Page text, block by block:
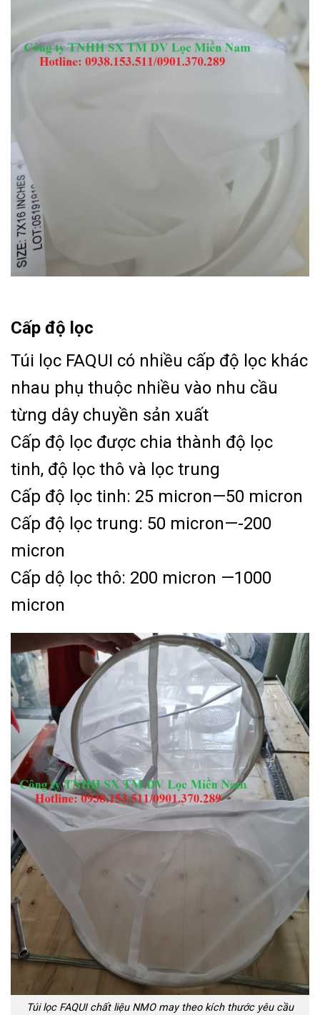
Cấp độ lọc
Túi lọc FAQUI có nhiều cấp độ lọc khác
nhau phụ thuộc nhiều vào nhu cầu
từng dây chuyền sản xuất
Cấp độ lọc được chia thành độ lọc
tinh, độ lọc thô và lọc trung
Cấp độ lọc tinh: 25 micron—50 micron
Cấp độ lọc trung: 50 micron—-200
micron
Cấp dộ lọc thô: 200 micron —1000
micron
Túi lọc FAQUI chất liệu NMO may theo kích thước yêu cầu